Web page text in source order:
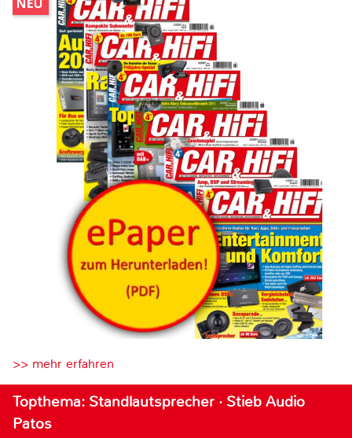
>> mehr erfahren
Topthema: Standlautsprecher · Stieb Audio
Patos